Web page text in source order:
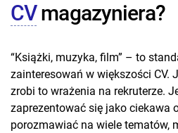
CVmagazyniera?
“Książki, muzyka, film” – to
zainteresowań w większości CV.
zrobi to wrażenia na rekruterze.
zaprezentować się jako ciekawa
porozmawiać na wiele tematów,